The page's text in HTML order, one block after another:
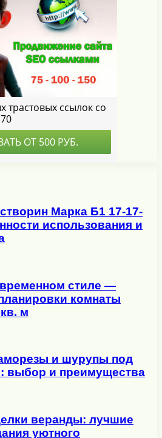
Марка Б1 17-17-
использования и
стиле —
комнаты
м
и шурупы под
выбор и преимущества
веранды: лучшие
уютного